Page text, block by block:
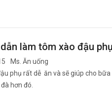
làm tôm xào đậu
Ms. Ăn uống
phụ rất dễ ăn và sẽ giúp cho
hơn đó.